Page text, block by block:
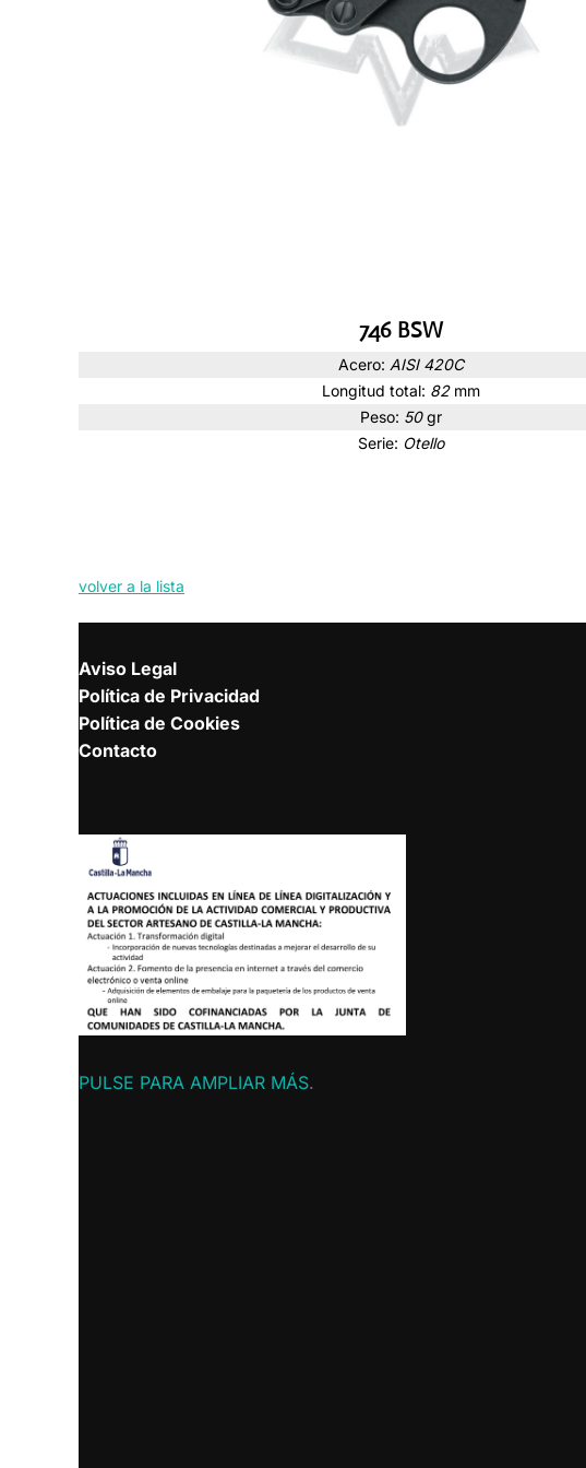
746 BSW
Acero: AISI 420C
Longitud total: 82 mm
Peso: 50 gr
Serie: Otello
volver a la lista
Aviso Legal
Política de Privacidad
Política de Cookies
Contacto
PULSE PARA AMPLIAR MÁS.